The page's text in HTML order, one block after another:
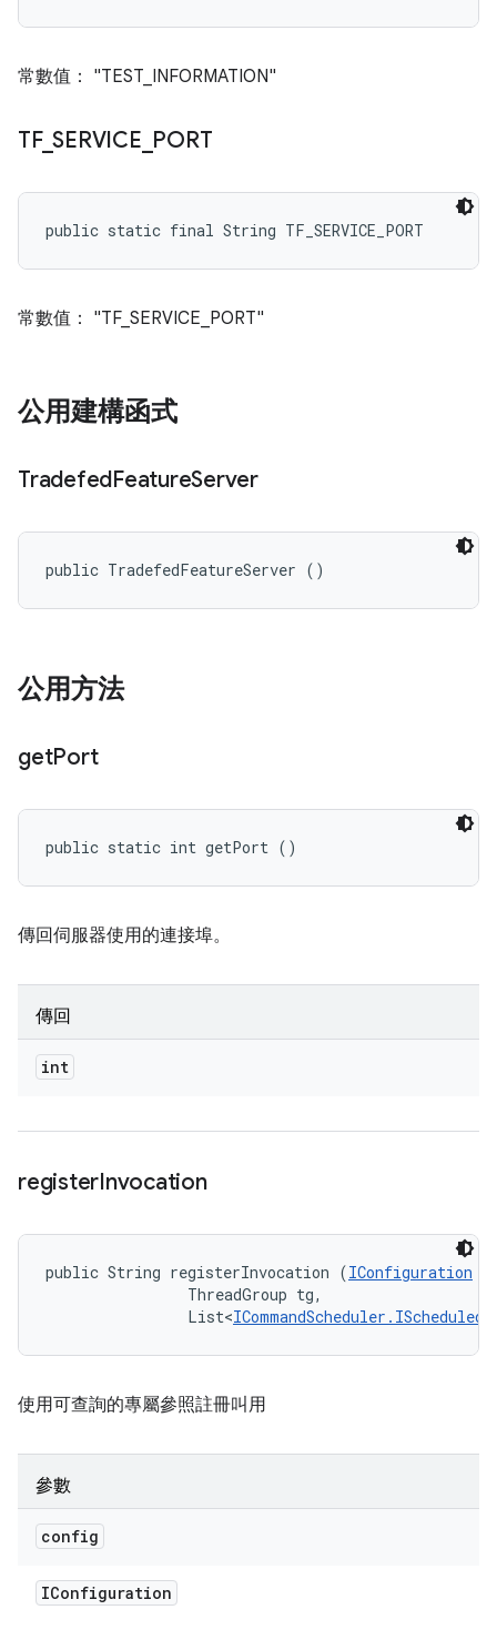
常數值： "TEST_INFORMATION"
TF_SERVICE PORT
public static final String TF_SERVICE_PORT
常數值： "TF_SERVICE_PORT"
公用建構函式
TradefedFeatureServer
public TradefedFeatureServer ()
公用方法
getPort
public static int getPort ()
傳回伺服器使用的連接埠。
傳回
int
registerInvocation
public String registerInvocation (IConfiguration
                ThreadGroup tg,
                List<
使用可查詢的專屬參照註冊叫用
參數
config
IConfiguration